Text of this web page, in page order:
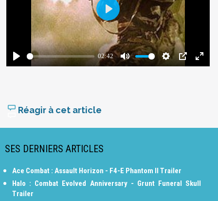
Réagir à cet article
SES DERNIERS ARTICLES
Ace Combat : Assault Horizon - F4-E Phantom II Trailer
Halo : Combat Evolved Anniversary - Grunt Funeral Skull
Trailer